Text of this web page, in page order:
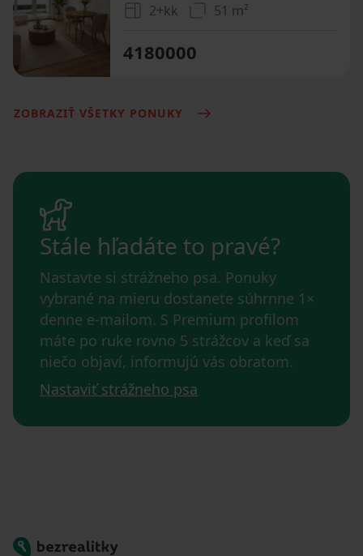
2+kk 51 m²
4180000
ZOBRAZIŤ VŠETKY PONUKY
Stále hľadáte to pravé?
Nastavte si strážneho psa. Ponuky
vybrané na mieru dostanete súhrnne 1×
denne e-mailom. S Premium profilom
máte po ruke rovno 5 strážcov a keď sa
niečo objaví, informujú vás obratom.
Nastaviť strážneho psa
Bezrealitky